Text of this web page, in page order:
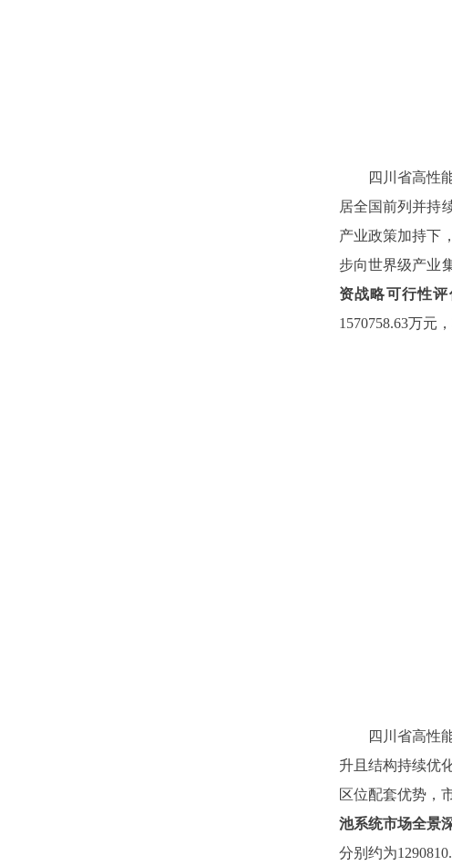
四川省高性
居全国前列并持
产业政策加持下
步向世界级产业
资战略可行性
1570758.63万元
四川省高性
升且结构持续优
区位配套优势，
池系统市场全景
分别 约为